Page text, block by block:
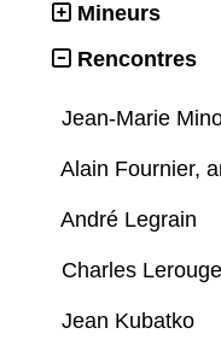
Mineurs
Rencontres
Jean-Marie
Alain Fournier,
André Legrain
Charles Lerouge
Jean Kubatko